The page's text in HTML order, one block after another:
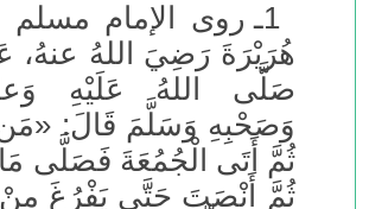
1ـ روى الإمام
هُرَيْرَةَ رَضِيَ اللهُ عنهُ،
صَلَّى اللهُ عَلَيْهِ
وَصَحْبِهِ وَسَلَّمَ قَالَ:
ثُمَّ أَتَى الْجُمُعَةَ فَصَلَّى
ثُمَّ أَنْصَتَ حَتَّى يَفْرُغَ مِنْ